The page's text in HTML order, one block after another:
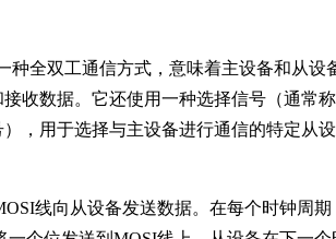
全双工通信方式，意味着主设备和从设
收数据。它还使用一种选择信号（通常
），用于选择与主设备进行通信的特定从设
线向从设备发送数据。在每个时钟周期